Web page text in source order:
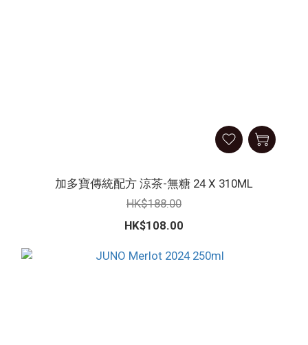
加多寶傳統配方 涼茶-無糖 24 X 310ML
HK$188.00
HK$108.00